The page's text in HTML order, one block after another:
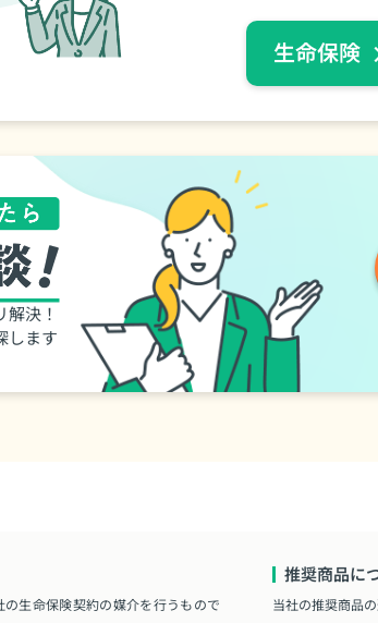
⽣命保険
決！
します
生命保険契約の媒介を行うもので
推奨商品に
当社の推奨商品